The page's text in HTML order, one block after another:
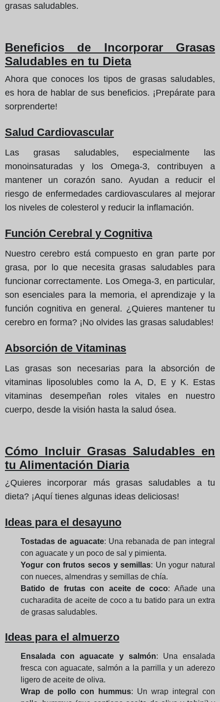
grasas saludables.
Beneficios de Incorporar Grasas
Saludables en tu Dieta
Ahora que conoces los tipos de grasas saludables,
es hora de hablar de sus beneficios. ¡Prepárate para
sorprenderte!
Salud Cardiovascular
Las grasas saludables, especialmente las
monoinsaturadas y los Omega-3, contribuyen a
mantener un corazón sano. Ayudan a reducir el
riesgo de enfermedades cardiovasculares al mejorar
los niveles de colesterol y reducir la inflamación.
Función Cerebral y Cognitiva
Nuestro cerebro está compuesto en gran parte por
grasa, por lo que necesita grasas saludables para
funcionar correctamente. Los Omega-3, en particular,
son esenciales para la memoria, el aprendizaje y la
función cognitiva en general. ¿Quieres mantener tu
cerebro en forma? ¡No olvides las grasas saludables!
Absorción de Vitaminas
Las grasas son necesarias para la absorción de
vitaminas liposolubles como la A, D, E y K. Estas
vitaminas desempeñan roles vitales en nuestro
cuerpo, desde la visión hasta la salud ósea.
Cómo Incluir Grasas Saludables en
tu Alimentación Diaria
¿Quieres incorporar más grasas saludables a tu
dieta? ¡Aquí tienes algunas ideas deliciosas!
Ideas para el desayuno
Tostadas de aguacate: Una rebanada de pan integral
con aguacate y un poco de sal y pimienta.
Yogur con frutos secos y semillas: Un yogur natural
con nueces, almendras y semillas de chía.
Batido de frutas con aceite de coco: Añade una
cucharadita de aceite de coco a tu batido para un extra
de grasas saludables.
Ideas para el almuerzo
Ensalada con aguacate y salmón: Una ensalada
fresca con aguacate, salmón a la parrilla y un aderezo
ligero de aceite de oliva.
Wrap de pollo con hummus: Un wrap integral con